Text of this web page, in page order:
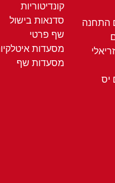
התחנה
יס
קונדיטוריות
סדנאות בישול
שף פרטי
מסעדות
מסעדות שף